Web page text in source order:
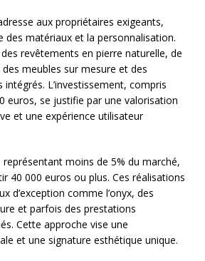
aux propriétaires exigeants,
des matériaux et la personnalisation.
revêtements en pierre naturelle, de
meubles sur mesure et des
L’investissement, compris
euros, se justifie par une valorisation
et une expérience utilisateur
moins de 5% du marché,
40 000 euros ou plus. Ces réalisations
d’exception comme l’onyx, des
et parfois des prestations
Cette approche vise une
et une signature esthétique unique.